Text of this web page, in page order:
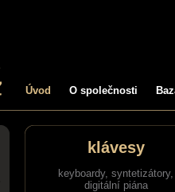
Úvod O společnosti
klávesy
keyboardy, syntetizátory,
digitální piána